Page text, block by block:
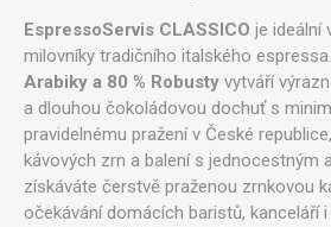
EspressoServis CLASSICO je ideální
milovníky tradičního italského
Arabiky a 80 % Robusty vytváří
a dlouhou čokoládovou dochuť s
pravidelnému pražení v České
kávových zrn a balení s jednocestným
získáváte čerstvě praženou zrnkovou
očekávání domácích baristů, kanceláří